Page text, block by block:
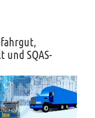
und SQAS-